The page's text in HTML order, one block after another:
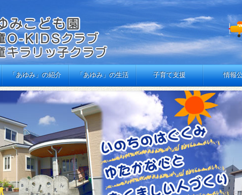
「あゆみ」の紹介 「あゆみ」の生活 子育て支援 情報